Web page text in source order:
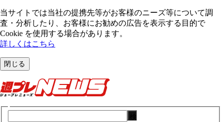
当サイトでは当社の提携先等がお客様のニーズ等について調
査・分析したり、お客様にお勧めの広告を表⽰する⽬的で
Cookie を使⽤する場合があります。
詳しくはこちら
閉じる